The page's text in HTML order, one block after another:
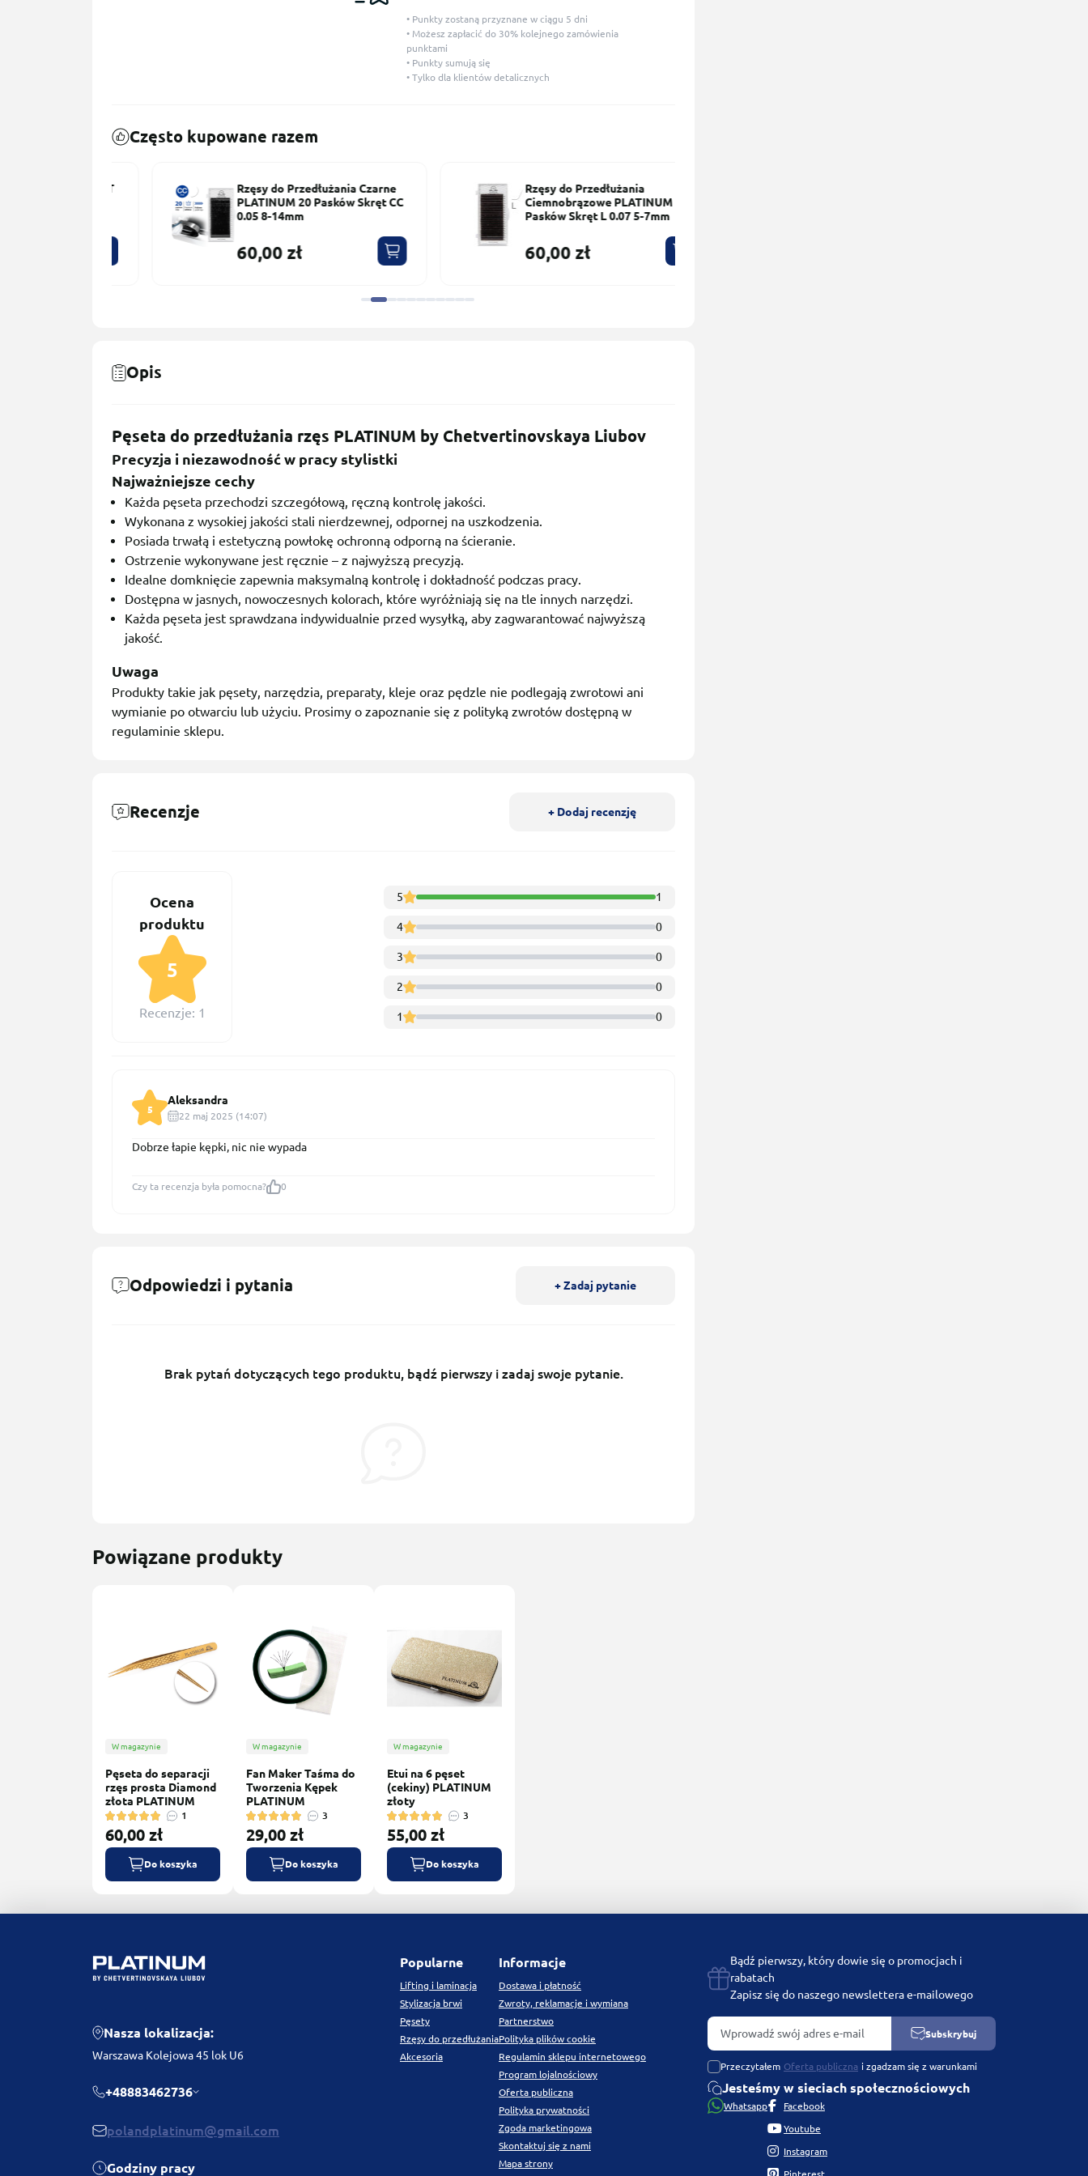
• Punkty zostaną przyznane w ciągu 5 dni
• Możesz zapłacić do 30% kolejnego zamówienia
punktami
• Punkty sumują się
• Tylko dla klientów detalicznych
Często kupowane razem
Rzęsy do Przedłużania Czarne
PLATINUM 20 Pasków Skręt СС
0.05 8-14mm
60,00 zł
Rzęsy do Przedłużania
Сiemnobrązowe PLATINUM 20
Pasków Skręt L 0.07 5-7mm
60,00 zł
Opis
Pęseta do przedłużania rzęs PLATINUM by Chetvertinovskaya Liubov
Precyzja i niezawodność w pracy stylistki
Najważniejsze cechy
Każda pęseta przechodzi szczegółową, ręczną kontrolę jakości.
Wykonana z wysokiej jakości stali nierdzewnej, odpornej na uszkodzenia.
Posiada trwałą i estetyczną powłokę ochronną odporną na ścieranie.
Ostrzenie wykonywane jest ręcznie – z najwyższą precyzją.
Idealne domknięcie zapewnia maksymalną kontrolę i dokładność podczas pracy.
Dostępna w jasnych, nowoczesnych kolorach, które wyróżniają się na tle innych narzędzi.
Każda pęseta jest sprawdzana indywidualnie przed wysyłką, aby zagwarantować najwyższą
jakość.
Uwaga
Produkty takie jak pęsety, narzędzia, preparaty, kleje oraz pędzle nie podlegają zwrotowi ani
wymianie po otwarciu lub użyciu. Prosimy o zapoznanie się z polityką zwrotów dostępną w
regulaminie sklepu.
Recenzje + Dodaj recenzję
Ocena
produktu
5
Recenzje: 1
5 1
4 0
3 0
2 0
1 0
5
Aleksandra
22 maj 2025 (14:07)
Dobrze łapie kępki, nic nie wypada
Czy ta recenzja była pomocna? 0
Odpowiedzi i pytania + Zadaj pytanie
Brak pytań dotyczących tego produktu, bądź pierwszy i zadaj swoje pytanie.
Powiązane produkty
W magazynie
Pęseta do separacji
rzęs prosta Diamond
złota PLATINUM
1
60,00 zł
Do koszyka
W magazynie
Fan Maker Taśma do
Tworzenia Kępek
PLATINUM
3
29,00 zł
Do koszyka
W magazynie
Etui na 6 pęset
(cekiny) PLATINUM
złoty
3
55,00 zł
Do koszyka
Nasza lokalizacja:
Warszawa Kolejowa 45 lok U6
+48883462736
polandplatinum@gmail.com
Godziny pracy
Popularne
Lifting i laminacja
Stylizacja brwi
Pęsety
Rzęsy do przedłużania
Akcesoria
Informacje
Dostawa i płatność
Zwroty, reklamacje i wymiana
Partnerstwo
Polityka plików cookie
Regulamin sklepu internetowego
Program lojalnościowy
Oferta publiczna
Polityka prywatności
Zgoda marketingowa
Skontaktuj się z nami
Mapa strony
Jesteśmy w sieciach społecznościowych
Whatsapp Facebook
Youtube
Instagram
Pinterest
Bądź pierwszy, który dowie się o promocjach i
rabatach
Zapisz się do naszego newslettera e-mailowego
Subskrybuj
Przeczytałem Oferta publiczna i zgadzam się z warunkami